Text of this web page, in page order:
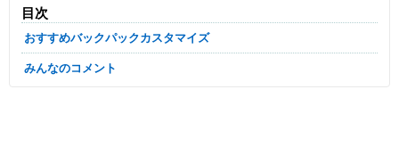
目次
おすすめバックパックカスタマイズ
みんなのコメント